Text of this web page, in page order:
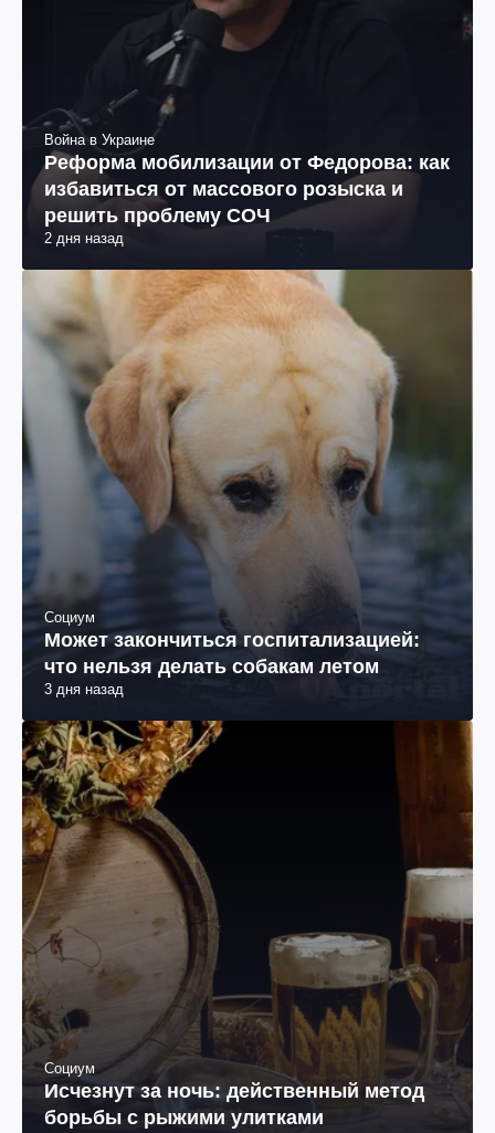
Война в Украине
Реформа мобилизации от Федорова: как
избавиться от массового розыска и
решить проблему СОЧ
2 дня назад
Социум
Может закончиться госпитализацией:
что нельзя делать собакам летом
3 дня назад
Социум
Исчезнут за ночь: действенный метод
борьбы с рыжими улитками